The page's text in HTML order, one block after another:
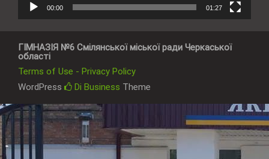
00:00 01:27
ГІМНАЗІЯ №6 Смілянської міської ради Черкаської
області
Terms of Use - Privacy Policy
WordPress
Di Business Theme